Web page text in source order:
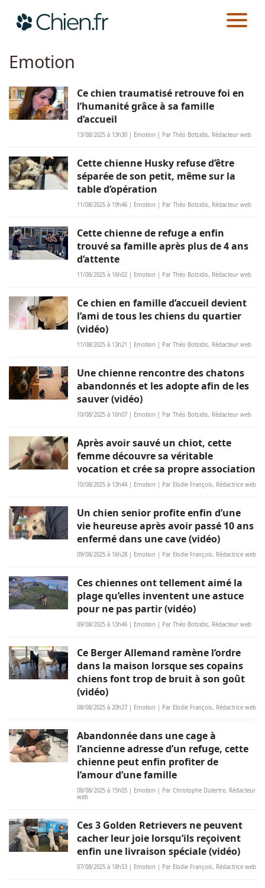
Races
Guides
CHIEN.FR ACTUALITÉS
Emotion
Ce chien traumatisé retrouve foi en
l’humanité grâce à sa famille
d’accueil
13/08/2025 à 13h30 | Emotion | Par Théo Botsidis, Rédacteur web
Cette chienne Husky refuse d’être
séparée de son petit, même sur la
table d’opération
11/08/2025 à 19h46 | Emotion | Par Théo Botsidis, Rédacteur web
Cette chienne de refuge a enfin
trouvé sa famille après plus de 4 ans
d’attente
11/08/2025 à 16h02 | Emotion | Par Théo Botsidis, Rédacteur web
Ce chien en famille d’accueil devient
l’ami de tous les chiens du quartier
(vidéo)
11/08/2025 à 13h21 | Emotion | Par Théo Botsidis, Rédacteur web
Une chienne rencontre des chatons
abandonnés et les adopte afin de les
sauver (vidéo)
10/08/2025 à 16h07 | Emotion | Par Théo Botsidis, Rédacteur web
Après avoir sauvé un chiot, cette
femme découvre sa véritable
vocation et crée sa propre association
10/08/2025 à 13h44 | Emotion | Par Elodie François, Rédactrice web
Un chien senior profite enfin d’une
vie heureuse après avoir passé 10 ans
enfermé dans une cave (vidéo)
09/08/2025 à 16h28 | Emotion | Par Elodie François, Rédactrice web
Ces chiennes ont tellement aimé la
plage qu’elles inventent une astuce
pour ne pas partir (vidéo)
09/08/2025 à 13h46 | Emotion | Par Théo Botsidis, Rédacteur web
Ce Berger Allemand ramène l’ordre
dans la maison lorsque ses copains
chiens font trop de bruit à son goût
(vidéo)
08/08/2025 à 20h27 | Emotion | Par Elodie François, Rédactrice web
Abandonnée dans une cage à
l’ancienne adresse d’un refuge, cette
chienne peut enfin profiter de
l’amour d’une famille
08/08/2025 à 15h05 | Emotion | Par Christophe Dutertre, Rédacteur
web
Ces 3 Golden Retrievers ne peuvent
cacher leur joie lorsqu’ils reçoivent
enfin une livraison spéciale (vidéo)
07/08/2025 à 18h53 | Emotion | Par Elodie François, Rédactrice web